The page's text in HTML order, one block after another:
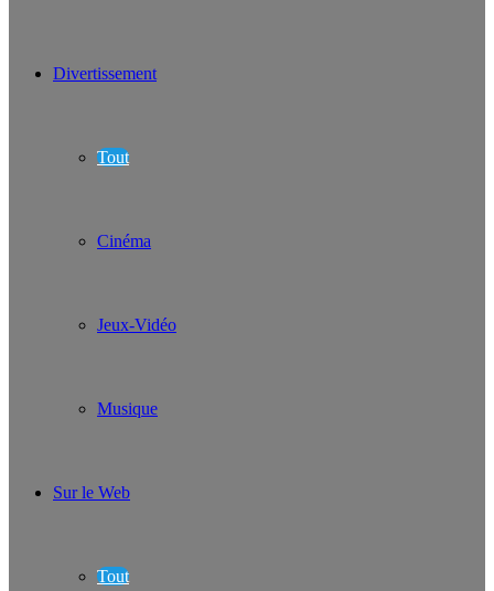
Divertissement
Tout
Cinéma
Jeux-Vidéo
Musique
Sur le Web
Tout